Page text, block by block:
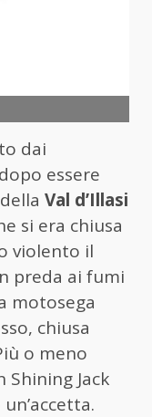
dai
essere
Val d’Illasi
si era chiusa
violento il
preda ai fumi
motosega
chiusa
o meno
Shining Jack